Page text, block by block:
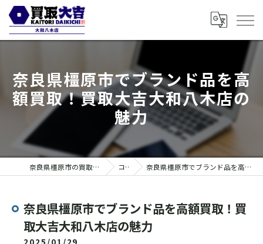
奈良県橿原市でブランド品を高
額買取！買取大吉大和八木店の
魅力
奈良県橿原市の買取なら買取大吉 大和八木店 コラム 奈良県橿原市でブランド品を高額買取！買取大吉大和八木店の魅力
奈良県橿原市でブランド品を高額買取！買
取大吉大和八木店の魅力
2025/01/29